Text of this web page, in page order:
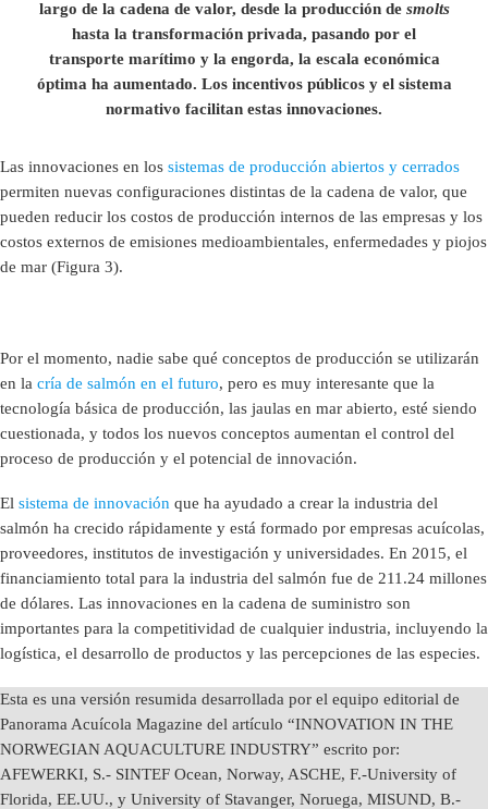
largo de la cadena de valor, desde la producción de smolts
hasta la transformación privada, pasando por el
transporte marítimo y la engorda, la escala económica
óptima ha aumentado. Los incentivos públicos y el sistema
normativo facilitan estas innovaciones.
Las innovaciones en los sistemas de producción abiertos y cerrados
permiten nuevas configuraciones distintas de la cadena de valor, que
pueden reducir los costos de producción internos de las empresas y los
costos externos de emisiones medioambientales, enfermedades y piojos
de mar (Figura 3).
Por el momento, nadie sabe qué conceptos de producción se utilizarán
en la cría de salmón en el futuro, pero es muy interesante que la
tecnología básica de producción, las jaulas en mar abierto, esté siendo
cuestionada, y todos los nuevos conceptos aumentan el control del
proceso de producción y el potencial de innovación.
El sistema de innovación que ha ayudado a crear la industria del
salmón ha crecido rápidamente y está formado por empresas acuícolas,
proveedores, institutos de investigación y universidades. En 2015, el
financiamiento total para la industria del salmón fue de 211.24 millones
de dólares. Las innovaciones en la cadena de suministro son
importantes para la competitividad de cualquier industria, incluyendo la
logística, el desarrollo de productos y las percepciones de las especies.
Esta es una versión resumida desarrollada por el equipo editorial de
Panorama Acuícola Magazine del artículo “INNOVATION IN THE
NORWEGIAN AQUACULTURE INDUSTRY” escrito por:
AFEWERKI, S.- SINTEF Ocean, Norway, ASCHE, F.-University of
Florida, EE.UU., y University of Stavanger, Noruega, MISUND, B.-